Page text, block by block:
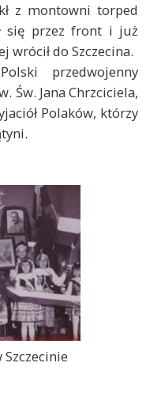
z montowni torped
się przez front i już
wrócił do Szczecina.
przedwojenny
Św. Jana Chrzciciela,
Polaków, którzy